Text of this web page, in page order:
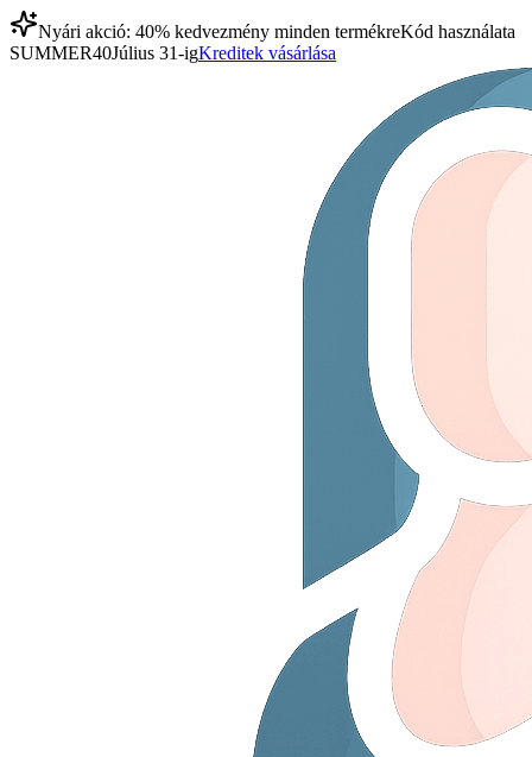
Nyári akció: 40% kedvezmény minden termékreKód használata
SUMMER40Július 31-igKreditek vásárlása